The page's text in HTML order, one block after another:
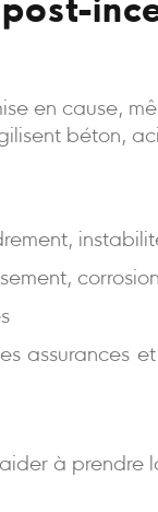
en cause,
béton,
assurances
à prendre